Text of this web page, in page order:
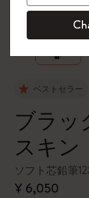
ベストセラー
ブラッ
スキン
ソフト芯鉛筆
¥ 6,050